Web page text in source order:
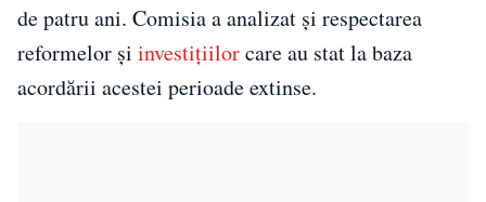
de patru ani. Comisia a analizat și respectarea
reformelor și investițiilorcare au stat la baza
acordării acestei perioade extinse.